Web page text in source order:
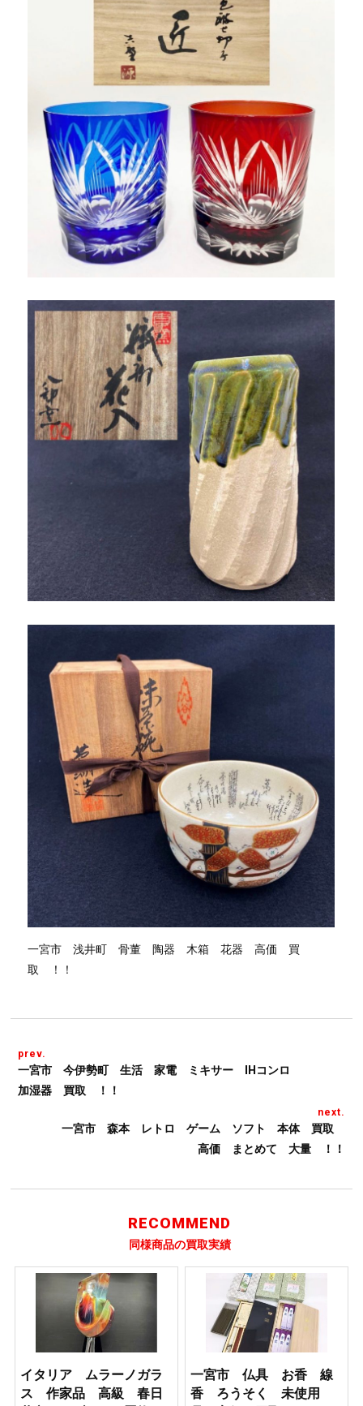
一宮市 浅井町 骨董 陶器 木箱 花器 高価 買
取 ！！
prev.
一宮市 今伊勢町 生活 家電 ミキサー IHコンロ
加湿器 買取 ！！
next.
一宮市 森本 レトロ ゲーム ソフト 本体 買取
高価 まとめて 大量 ！！
RECOMMEND
同様商品の買取実績
イタリア ムラーノガラ
ス 作家品 高級 春日
一宮市 仏具 お香 線
香 ろうそく 未使用